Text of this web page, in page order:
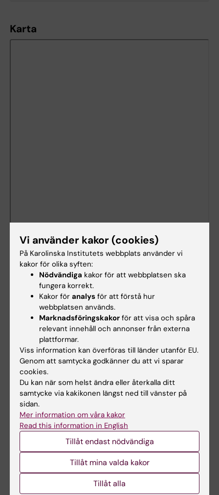
Karta
Dokument
Länkar
Lokalbokning för medarbetare
Bokningsbara lokaler på campus Solna
Hade du nytta av informationen på denna sida?
Yes
Innehållsgranskare:
Vi använder kakor (cookies)
På Karolinska Institutets webbplats använder vi
kakor för olika syften:
Nödvändiga kakor för att webbplatsen ska
fungera korrekt.
Kakor för analys för att förstå hur
webbplatsen används.
Marknadsföringskakor för att visa och spåra
relevant innehåll och annonser från externa
plattformar.
Viss information kan överföras till länder utanför EU.
Genom att samtycka godkänner du att vi sparar
cookies.
Du kan när som helst ändra eller återkalla ditt
samtycke via kakikonen längst ned till vänster på
sidan.
Mer information om våra kakor
Read this information in English
Tillåt endast nödvändiga
Tillåt mina valda kakor
Tillåt alla